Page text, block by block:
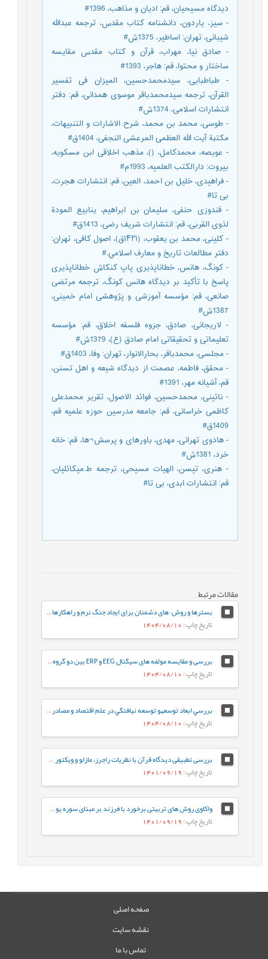
دیدگاه مسیحیان، قم: ادیان و مذاهب، 1396#
- سیز، یاردون، دانشنامه کتاب مقدس، ترجمه عبدالله
شیبانی، تهران: اساطیر، 1375ش#
- صادق نیا، مهراب، قرآن و کتاب مقدس مقایسه
ساختار و محتوا، قم: هاجر، 1393#
- طباطبایی، سیدمحمدحسین، المیزان فی تفسیر
القرآن، ترجمه سیدمحمدباقر موسوی همدانی، قم: دفتر
انتشارات اسلامی، 1374ش#
- طوسی، محمد بن محمد، شرح الاشارات و التنبیهات،
مکتبة آیت الله العظمی المرعشی النجفی، 1404ق#
- عویصه، محمدکامل، ()، مذهب اخلاقی ابن مسکویه،
بیروت: دارالکتب العلمیه، 1993م#
- فراهیدی، خلیل بن احمد، العین، قم: انتشارات هجرت،
بی تا#
- قندوزی حنفی، سلیمان بن ابراهیم، ینابیع المودة
لذوی القربی، قم: انتشارات شریف رضی، 1413ق#
- کلینی، محمد بن یعقوب، (۱۴۲۱ق)، اصول کافی، تهران:
دفتر مطالعات تاريخ و معارف اسلامي.#
- کونگ، هانس، خطاناپذیری پاپ کنکاش خطاناپذیری
پاسخ با تأکید بر دیدگاه هانس کونگ، ترجمه مرتضی
صانعی، قم: مؤسسه آموزشی و پژوهشی امام خمینی،
1387ش#
- لاریجانی، صادق، جزوه فلسفه اخلاق، قم: مؤسسه
تعلیماتی و تحقیقاتی امام صادق (ع)، 1379ش#
- مجلسی، محمدباقر، بحارالانوار، تهران: وفا، 1403ق#
- محقق، فاطمه، عصمت از دیدگاه شیعه و اهل تسنن،
قم، آشیانه مهر، 1391#
- نائینی، محمدحسین، فوائد الاصول، تقریر محمدعلی
کاظمی خراسانی، قم: جامعه مدرسین حوزه علمیه قم،
1409ق#
- هادوی تهرانی، مهدی، باورهای و پرسش¬ها، قم: خانه
خرد، 1381ش#
- هنری، تیسن، الهیات مسیحی، ترجمه ط.میکائلیان،
قم: انتشارات ابدی، بی تا#
مقالات مرتبط
بسترها و روش¬های دشمنان برای ایجاد جنگ نرم و راهکارهای مقابله با آن ازدیدگاه قرآن
تاریخ چاپ: 1404/08/10
بررسی و مقایسه مولفه های سیگنال EEG و ERP بین دو گروه حافظین و غیر حافظین قرآن
تاریخ چاپ: 1404/08/10
بررسي ابعاد توسعهو توسعه نيافتگي در علم اقتصاد و مصادر اسلامي (قرآن و نهج البلاغه)
تاریخ چاپ: 1404/08/10
بررسی تطبیقی دیدگاه قرآن با نظریات راجرز، مازلو و ویکتور فرانکل دربارۀ تقویت اراده
تاریخ چاپ: 1401/09/19
واکاوی روش های تربیتی برخورد با فرزند بر مبنای سوره یوسف- یک مطالعه کیفی
تاریخ چاپ: 1401/09/19
صفحه اصلی
نقشه سایت
تماس با ما